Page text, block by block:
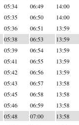
05:34 06:49 14:00
05:35 06:50 14:00
05:36 06:51 13:59
05:38 06:53 13:59
05:39 06:54 13:59
05:41 06:55 13:59
05:42 06:56 13:59
05:43 06:57 13:58
05:45 06:58 13:58
05:46 06:59 13:58
05:48 07:00 13:58